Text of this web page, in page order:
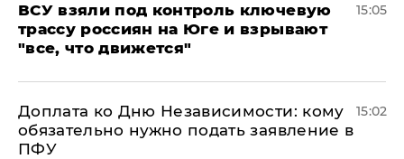
ВСУ взяли под контроль ключевую
трассу россиян на Юге и взрывают
"все, что движется"
15:05
Доплата ко Дню Независимости: кому
обязательно нужно подать заявление в
ПФУ
15:02